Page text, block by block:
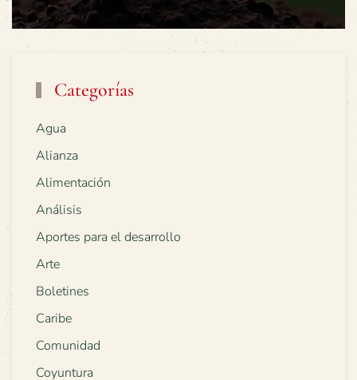
Categorías
Agua
Alianza
Alimentación
Análisis
Aportes para el desarrollo
Arte
Boletines
Caribe
Comunidad
Coyuntura